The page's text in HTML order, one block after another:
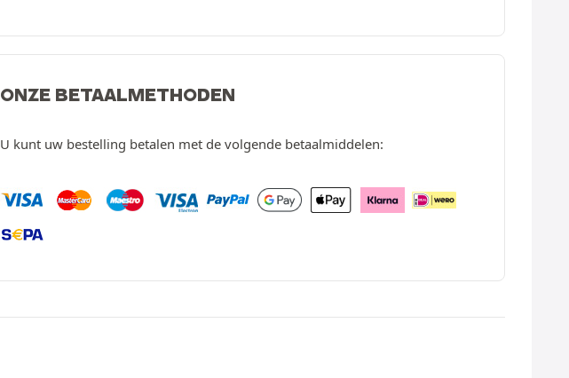
ONZE BETAALMETHODEN
U kunt uw bestelling betalen met de volgende betaalmiddelen: